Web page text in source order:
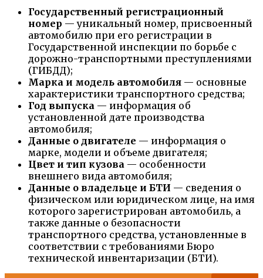
Государственный регистрационный
номер — уникальный номер, присвоенный
автомобилю при его регистрации в
Государственной инспекции по борьбе с
дорожно-транспортными преступлениями
(ГИБДД);
Марка и модель автомобиля — основные
характеристики транспортного средства;
Год выпуска — информация об
установленной дате производства
автомобиля;
Данные о двигателе — информация о
марке, модели и объеме двигателя;
Цвет и тип кузова — особенности
внешнего вида автомобиля;
Данные о владельце и БТИ — сведения о
физическом или юридическом лице, на имя
которого зарегистрирован автомобиль, а
также данные о безопасности
транспортного средства, установленные в
соответствии с требованиями Бюро
технической инвентаризации (БТИ).